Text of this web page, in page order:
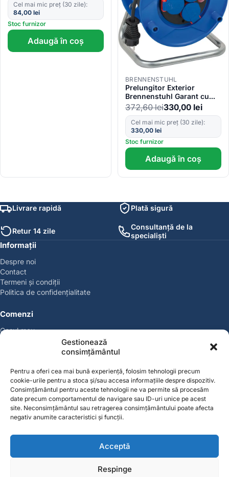
Gestionează
consimțământul
Pentru a oferi cea mai bună experiență, folosim tehnologii precum
cookie-urile pentru a stoca și/sau accesa informațiile despre dispozitiv.
Consimțământul pentru aceste tehnologii ne va permite să procesăm
date precum comportamentul de navigare sau ID-uri unice pe acest
site. Neconsimțământul sau retragerea consimțământului poate afecta
negativ anumite caracteristici și funcții.
Acceptă
Respinge
Cel mai mic preț (30 zile):
84,00 lei
Stoc furnizor
Adaugă în coș
BRENNENSTUHL
Prelungitor Exterior
Brennenstuhl Garant cu
tambur, 3 prize, AT-
N05V3V3-F 3G1,5, 25m,
IP44
372,60lei330,00 lei
Cel mai mic preț (30 zile):
330,00 lei
Stoc furnizor
Adaugă în coș
Livrare rapidă Plată sigură
Retur 14 zile
Consultanță de la
specialiști
Informații
Despre noi
Contact
Termeni și condiții
Politica de confidențialitate
Comenzi
Coșul meu
Cont
Contul meu
Favorite
Magazin